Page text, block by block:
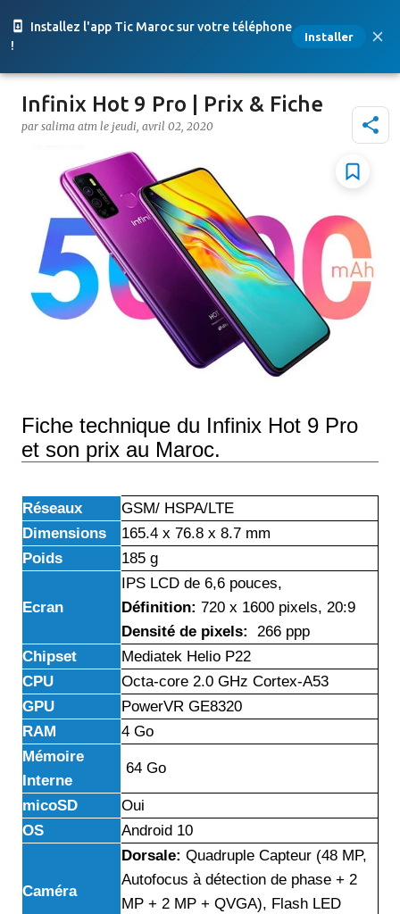
Installez l'app Tic Maroc sur votre téléphone
!
Installer
Accéder au contenu principal
Infinix Hot 9 Pro | Prix & Fiche
par salima atm le jeudi, avril 02, 2020
Fiche technique du Infinix Hot 9 Pro
et son prix au Maroc.
Réseaux
GSM/ HSPA/LTE
Dimensions
165.4 x 76.8 x 8.7 mm
Poids
185 g
Ecran
IPS LCD de 6,6 pouces,
Définition: 720 x 1600 pixels, 20:9
Densité de pixels:
266 ppp
Chipset
Mediatek Helio P22
CPU
Octa-core 2.0 GHz Cortex-A53
GPU
PowerVR GE8320
RAM
4 Go
Mémoire
Interne
64 Go
micoSD
Oui
OS
Android 10
Caméra
Dorsale: Quadruple Capteur (48 MP,
Autofocus à détection de phase + 2
MP + 2 MP + QVGA), Flash LED